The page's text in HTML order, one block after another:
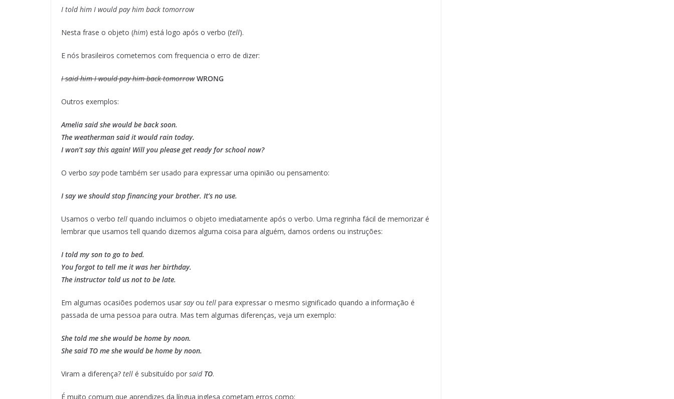
I told him I would pay him back tomorrow
Nesta frase o objeto (him) está logo após o verbo (tell).
E nós brasileiros cometemos com frequencia o erro de dizer:
I said him I would pay him back tomorrow WRONG
Outros exemplos:
Amelia said she would be back soon.
The weatherman said it would rain today.
I won’t say this again! Will you please get ready for school now?
O verbo saypode também ser usado para expressar uma opinião ou pensamento:
I say we should stop financing your brother. It’s no use.
Usamos o verbo tell quando incluimos o objeto imediatamente após o verbo. Uma regrinha fácil de memorizar é
lembrar que usamos tell quando dizemos alguma coisa para alguém, damos ordens ou instruções:
I told my son to go to bed.
You forgot to tell me it was her birthday.
The instructor told us not to be late.
Em algumas ocasiões podemos usar sayou tell para expressar o mesmo significado quando a informação é
passada de uma pessoa para outra. Mas tem algumas diferenças, veja um exemplo:
She told me she would be home by noon.
She said TO me she would be home by noon.
Viram a diferença? tell é subsituído por said TO.
É muito comum que aprendizes da língua inglesa cometam erros como: